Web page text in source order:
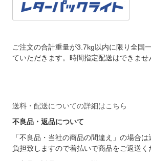
ご注文の合計重量が3.7kg以内に限り全国
ていただきます。時間指定配送はできませ
送料・配送についての詳細はこちら
不良品・返品について
「不良品・当社の商品の間違え」の場合
負担致しますので着払いで商品をご返送く